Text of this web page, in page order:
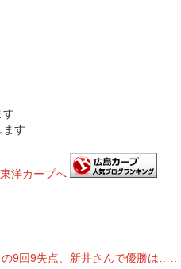
す
ます
9回9失点、新井さんで優勝は……